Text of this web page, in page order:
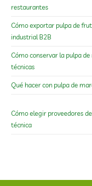
restaurantes
Cómo exportar pulpa de
industrial B2B
Cómo conservar la pulpa
técnicas
Qué hacer con pulpa de
Cómo elegir proveedores
técnica